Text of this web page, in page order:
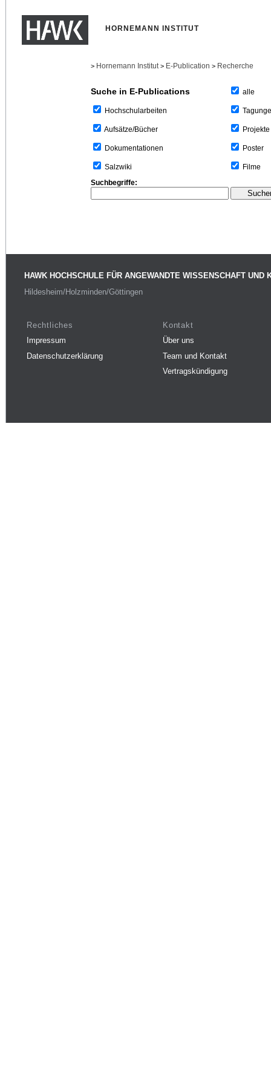
HORNEMANN INSTITUT
> Hornemann Institut > E-Publication > Recherche
Suche in E-Publications
Hochschularbeiten
Aufsätze/Bücher
Dokumentationen
Salzwiki
alle
Projekte
Poster
Filme
Suchbegriffe:
HAWK HOCHSCHULE FÜR ANGEWANDTE WISSENSCHAFT UND
Hildesheim/Holzminden/Göttingen
Rechtliches
Impressum
Datenschutzerklärung
Kontakt
Über uns
Team und Kontakt
Vertragskündigung